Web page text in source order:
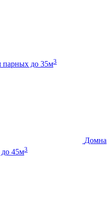
парных до 35м3
Домна
45м3